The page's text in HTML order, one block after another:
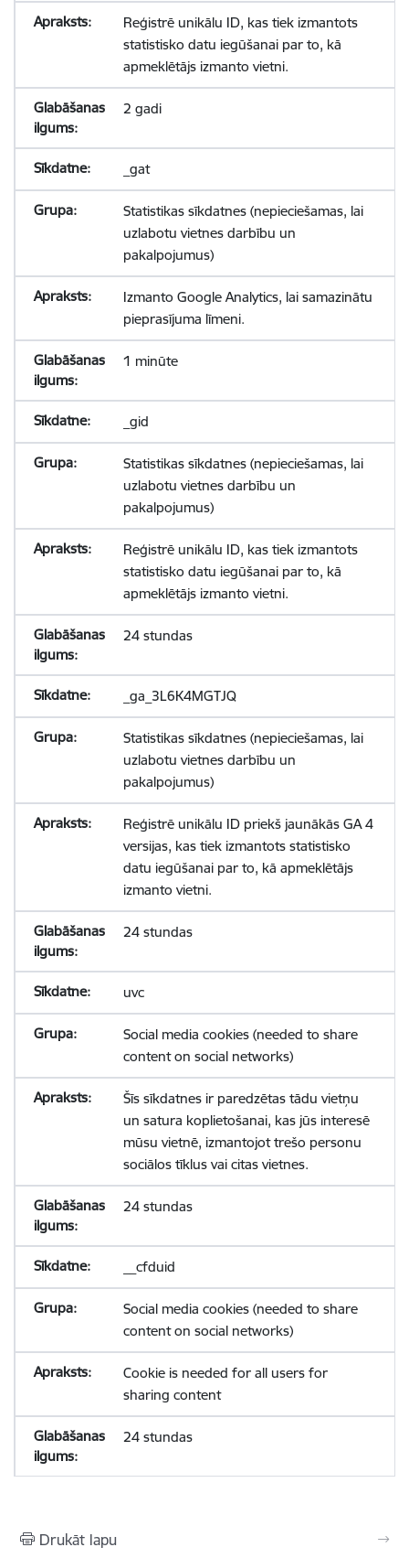
Reģistrē unikālu ID, kas tiek izmantots
statistisko datu iegūšanai par to, kā
apmeklētājs izmanto vietni.
2 gadi
_gat
Statistikas sīkdatnes (nepieciešamas, lai
uzlabotu vietnes darbību un
pakalpojumus)
Izmanto Google Analytics, lai samazinātu
pieprasījuma līmeni.
1 minūte
_gid
Statistikas sīkdatnes (nepieciešamas, lai
uzlabotu vietnes darbību un
pakalpojumus)
Reģistrē unikālu ID, kas tiek izmantots
statistisko datu iegūšanai par to, kā
apmeklētājs izmanto vietni.
24 stundas
_ga_3L6K4MGTJQ
Statistikas sīkdatnes (nepieciešamas, lai
uzlabotu vietnes darbību un
pakalpojumus)
Reģistrē unikālu ID priekš jaunākās GA 4
versijas, kas tiek izmantots statistisko
datu iegūšanai par to, kā apmeklētājs
izmanto vietni.
24 stundas
uvc
Social media cookies (needed to share
content on social networks)
Šīs sīkdatnes ir paredzētas tādu vietņu
un satura koplietošanai, kas jūs interesē
mūsu vietnē, izmantojot trešo personu
sociālos tīklus vai citas vietnes.
24 stundas
__cfduid
Social media cookies (needed to share
content on social networks)
Cookie is needed for all users for
sharing content
24 stundas
Drukāt lapu